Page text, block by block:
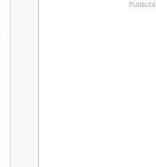
Publicité